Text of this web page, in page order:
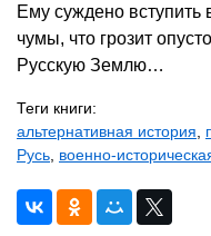
Ему суждено
чумы, что грозит
Русскую Землю…
Теги книги:
альтернативная история
Русь военно-